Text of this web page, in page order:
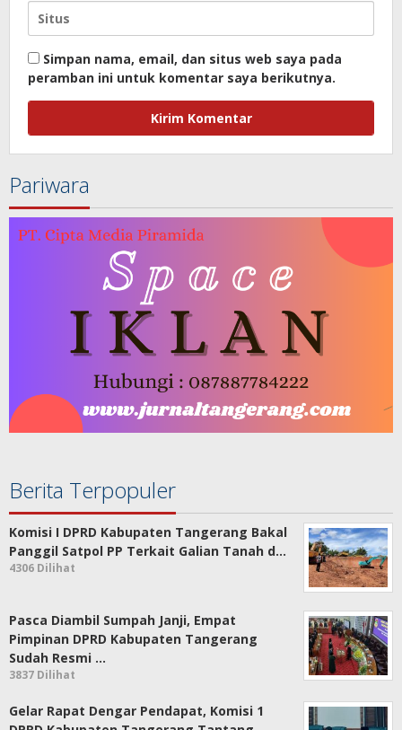
Simpan nama, email, dan situs web saya pada
peramban ini untuk komentar saya berikutnya.
Pariwara
Berita Terpopuler
Komisi I DPRD Kabupaten Tangerang Bakal
Panggil Satpol PP Terkait Galian Tanah d…
4306 Dilihat
Pasca Diambil Sumpah Janji, Empat
Pimpinan DPRD Kabupaten Tangerang
Sudah Resmi …
3837 Dilihat
Gelar Rapat Dengar Pendapat, Komisi 1